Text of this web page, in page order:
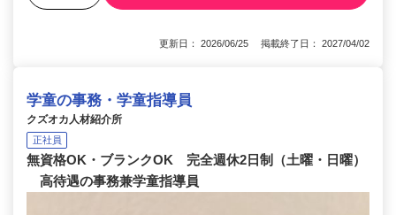
更新日： 2026/06/25 掲載終了日： 2027/04/02
学童の事務・学童指導員
クズオカ人材紹介所
正社員
無資格OK・ブランクOK 完全週休2日制（土曜・日曜）
高待遇の事務兼学童指導員